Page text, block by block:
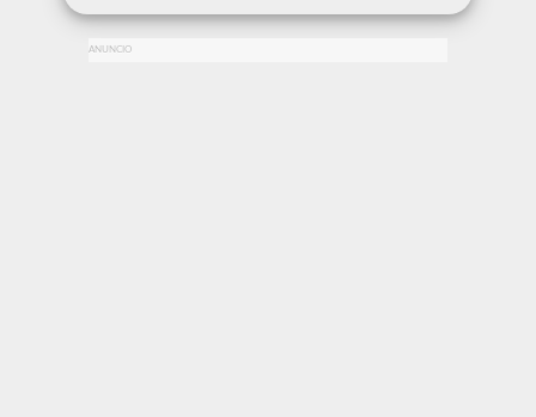
ANUNCIO